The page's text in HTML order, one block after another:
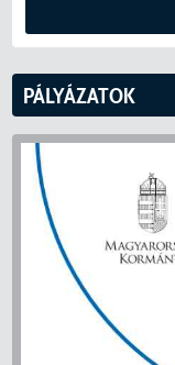
PÁLYÁZATOK